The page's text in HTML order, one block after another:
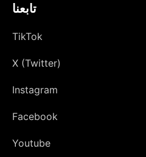
تابعنا
TikTok
X (Twitter)
Instagram
Facebook
Youtube